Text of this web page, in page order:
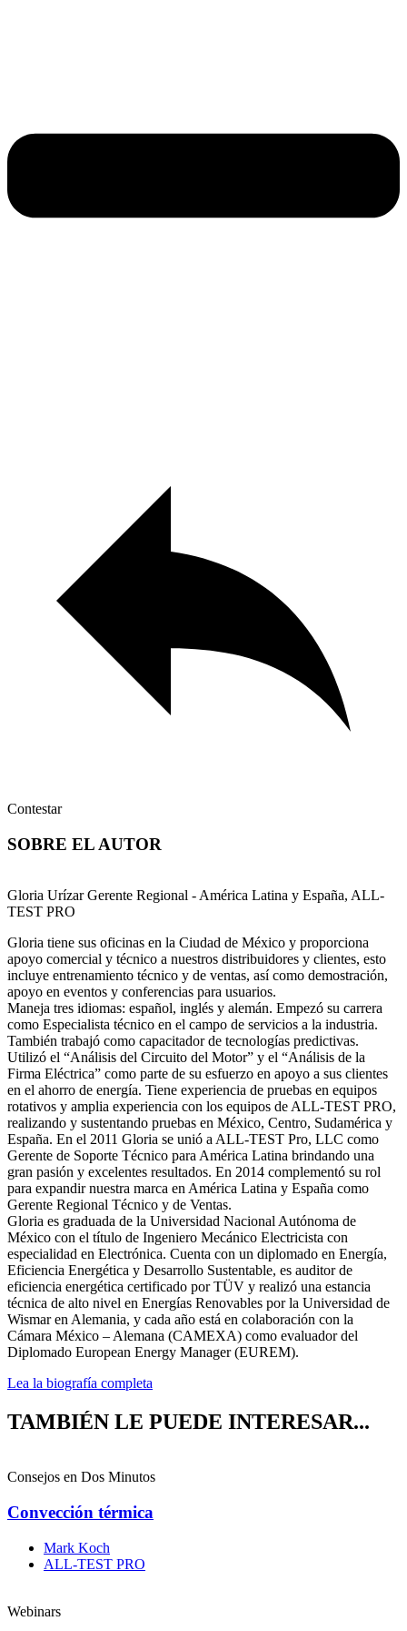
Contestar
SOBRE EL AUTOR
Gloria Urízar Gerente Regional - América Latina y España, ALL-
TEST PRO
Gloria tiene sus oficinas en la Ciudad de México y proporciona
apoyo comercial y técnico a nuestros distribuidores y clientes, esto
incluye entrenamiento técnico y de ventas, así como demostración,
apoyo en eventos y conferencias para usuarios.
Maneja tres idiomas: español, inglés y alemán. Empezó su carrera
como Especialista técnico en el campo de servicios a la industria.
También trabajó como capacitador de tecnologías predictivas.
Utilizó el “Análisis del Circuito del Motor” y el “Análisis de la
Firma Eléctrica” como parte de su esfuerzo en apoyo a sus clientes
en el ahorro de energía. Tiene experiencia de pruebas en equipos
rotativos y amplia experiencia con los equipos de ALL-TEST PRO,
realizando y sustentando pruebas en México, Centro, Sudamérica y
España. En el 2011 Gloria se unió a ALL-TEST Pro, LLC como
Gerente de Soporte Técnico para América Latina brindando una
gran pasión y excelentes resultados. En 2014 complementó su rol
para expandir nuestra marca en América Latina y España como
Gerente Regional Técnico y de Ventas.
Gloria es graduada de la Universidad Nacional Autónoma de
México con el título de Ingeniero Mecánico Electricista con
especialidad en Electrónica. Cuenta con un diplomado en Energía,
Eficiencia Energética y Desarrollo Sustentable, es auditor de
eficiencia energética certificado por TÜV y realizó una estancia
técnica de alto nivel en Energías Renovables por la Universidad de
Wismar en Alemania, y cada año está en colaboración con la
Cámara México – Alemana (CAMEXA) como evaluador del
Diplomado European Energy Manager (EUREM).
Lea la biografía completa
TAMBIÉN LE PUEDE INTERESAR...
Consejos en Dos Minutos
Convección térmica
Mark Koch
ALL-TEST PRO
Webinars